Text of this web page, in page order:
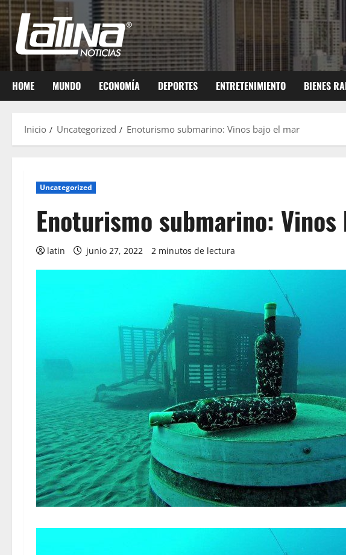
HOME MUNDO ECONOMÍA DEPORTES ENTRETENIMIENTO BIENES
Inicio Uncategorized Enoturismo submarino: Vinos bajo el mar
Uncategorized
Enoturismo submarino:
latin junio 27, 2022 2 minutos de lectura